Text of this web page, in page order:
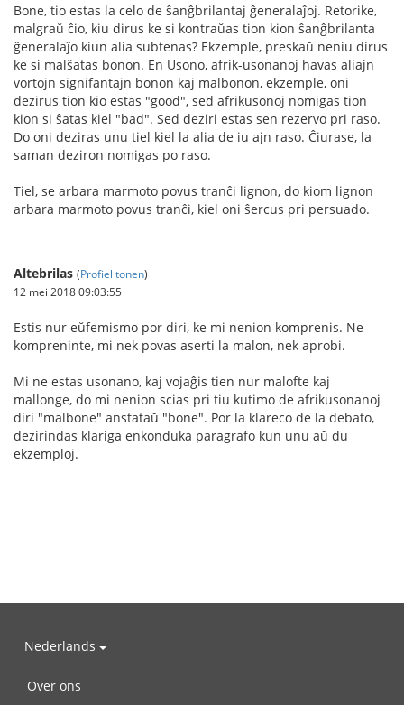
Bone, tio estas la celo de ŝanĝbrilantaj ĝeneralaĵoj. Retorike,
malgraŭ ĉio, kiu dirus ke si kontraŭas tion kion ŝanĝbrilanta
ĝeneralaĵo kiun alia subtenas? Ekzemple, preskaŭ neniu dirus
ke si malŝatas bonon. En Usono, afrik-usonanoj havas aliajn
vortojn signifantajn bonon kaj malbonon, ekzemple, oni
dezirus tion kio estas "good", sed afrikusonoj nomigas tion
kion si ŝatas kiel "bad". Sed deziri estas sen rezervo pri raso.
Do oni deziras unu tiel kiel la alia de iu ajn raso. Ĉiurase, la
saman deziron nomigas po raso.
Tiel, se arbara marmoto povus tranĉi lignon, do kiom lignon
arbara marmoto povus tranĉi, kiel oni ŝercus pri persuado.
Altebrilas (Profiel tonen)
12 mei 2018 09:03:55
Estis nur eŭfemismo por diri, ke mi nenion komprenis. Ne
kompreninte, mi nek povas aserti la malon, nek aprobi.
Mi ne estas usonano, kaj vojaĝis tien nur malofte kaj
mallonge, do mi nenion scias pri tiu kutimo de afrikusonanoj
diri "malbone" anstataŭ "bone". Por la klareco de la debato,
dezirindas klariga enkonduka paragrafo kun unu aŭ du
ekzemploj.
Nederlands
Over ons